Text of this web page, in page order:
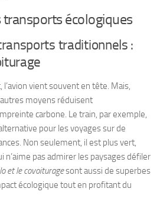
transports écologiques
traditionnels :
vient souvent en tête. Mais,
moyens réduisent
carbone. Le train, par exemple,
pour les voyages sur de
Non seulement, il est plus vert,
n’aime pas admirer les paysages défiler
et le covoituragesont aussi de superbes
écologique tout en profitant du